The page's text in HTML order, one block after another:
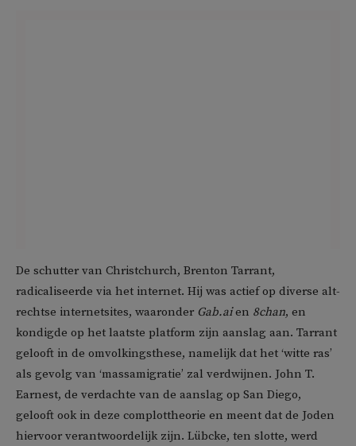
De schutter van Christchurch, Brenton Tarrant,
radicaliseerde via het internet. Hij was actief op diverse alt-
rechtse internetsites, waaronder Gab.aien 8chan, en
kondigde op het laatste platform zijn aanslag aan. Tarrant
gelooft in de omvolkingsthese, namelijk dat het ‘witte ras’
als gevolg van ‘massamigratie’ zal verdwijnen. John T.
Earnest, de verdachte van de aanslag op San Diego,
gelooft ook in deze complottheorie en meent dat de Joden
hiervoor verantwoordelijk zijn. Lübcke, ten slotte, werd